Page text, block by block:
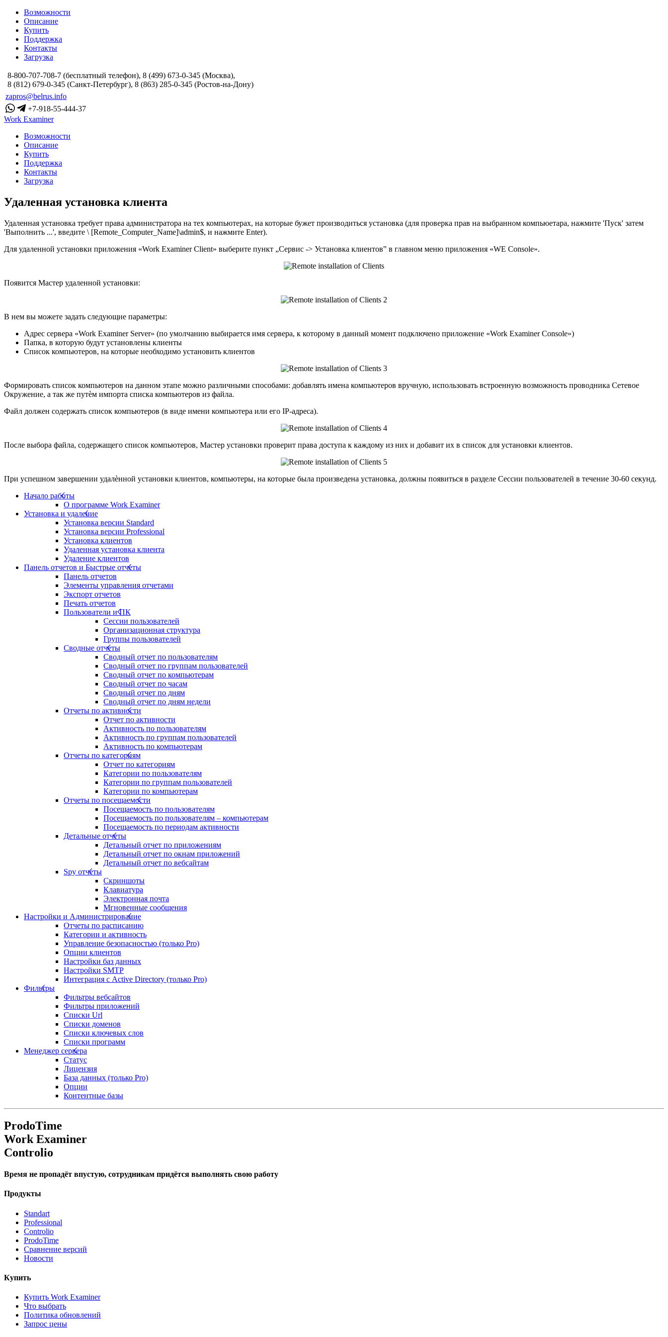
Возможности
Описание
Купить
Поддержка
Контакты
Загрузка
8-800-707-708-7 (бесплатный телефон), 8 (499) 673-0-345 (Москва),
8 (812) 679-0-345 (Санкт-Петербург), 8 (863) 285-0-345 (Ростов-на-Дону)
zapros@belrus.info
+7-918-55-444-37
Work Examiner
Возможности
Описание
Купить
Поддержка
Контакты
Загрузка
Удаленная установка клиента
Удаленная установка требует права администратора на тех компьютерах, на которые бужет производиться установка (для проверка прав на выбранном компьюетара, нажмите 'Пуск' затем
'Выполнить ...', введите \ [Remote_Computer_Name]\admin$, и нажмите Enter).
Для удаленной установки приложения «Work Examiner Client» выберите пункт „Сервис -> Установка клиентов‟ в главном меню приложения «WE Console».
Появится Мастер удаленной установки:
В нем вы можете задать следующие параметры:
Адрес сервера «Work Examiner Server» (по умолчанию выбирается имя сервера, к которому в данный момент подключено приложение «Work Examiner Console»)
Папка, в которую будут установлены клиенты
Список компьютеров, на которые необходимо установить клиентов
Формировать список компьютеров на данном этапе можно различными способами: добавлять имена компьютеров вручную, использовать встроенную возможность проводника Сетевое
Окружение, а так же путѐм импорта списка компьютеров из файла.
Файл должен содержать список компьютеров (в виде имени компьютера или его IP-адреса).
После выбора файла, содержащего список компьютеров, Мастер установки проверит права доступа к каждому из них и добавит их в список для установки клиентов.
При успешном завершении удалѐнной установки клиентов, компьютеры, на которые была произведена установка, должны появиться в разделе Сессии пользователей в течение 30-60 секунд.
Начало работы
О программе Work Examiner
Установка и удаление
Установка версии Standard
Установка версии Professional
Установка клиентов
Удаленная установка клиента
Удаление клиентов
Панель отчетов и Быстрые отчеты
Панель отчетов
Элементы управления отчетами
Экспорт отчетов
Печать отчетов
Пользователи и ПК
Сессии пользователей
Организационная структура
Группы пользователей
Сводные отчеты
Сводный отчет по пользователям
Сводный отчет по группам пользователей
Сводный отчет по компьютерам
Сводный отчет по часам
Сводный отчет по дням
Сводный отчет по дням недели
Отчеты по активности
Отчет по активности
Активность по пользователям
Активность по группам пользователей
Активность по компьютерам
Отчеты по категориям
Отчет по категориям
Категории по пользователям
Категории по группам пользователей
Категории по компьютерам
Отчеты по посещаемости
Посещаемость по пользователям
Посещаемость по пользователям – компьютерам
Посещаемость по периодам активности
Детальные отчеты
Детальный отчет по приложениям
Детальный отчет по окнам приложений
Детальный отчет по вебсайтам
Spy отчеты
Скриншоты
Клавиатура
Электронная почта
Мгновенные сообщения
Настройки и Администрирование
Отчеты по расписанию
Категории и активность
Управление безопасностью (только Pro)
Опции клиентов
Настройки баз данных
Настройки SMTP
Интеграция с Active Directory (только Pro)
Фильтры
Фильтры вебсайтов
Фильтры приложений
Списки Url
Списки доменов
Списки ключевых слов
Списки программ
Менеджер сервера
Статус
Лицензия
База данных (только Pro)
Опции
Контентные базы
ProdoTime
Work Examiner
Controlio
Время не пропадёт впустую, сотрудникам придётся выполнять свою работу
Продукты
Standart
Professional
Controlio
ProdoTime
Сравнение версий
Новости
Купить
Купить Work Examiner
Что выбрать
Политика обновлений
Запрос цены